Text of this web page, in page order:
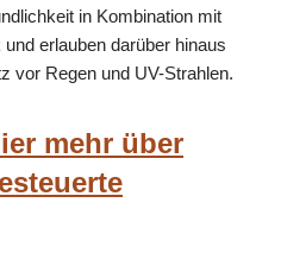
in Kombination mit
erlauben darüber hinaus
vor Regen und UV-Strahlen.
mehr über